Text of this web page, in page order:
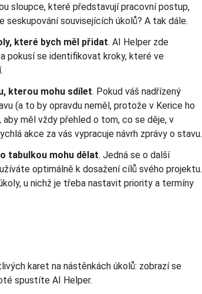
sloupce, které představují pracovní postup,
souvisejících úkolů? A tak dále.
které bych měl přidat. AI Helper zde
pokusí se identifikovat kroky, které ve
kterou mohu sdílet. Pokud váš nadřízený
(a to by opravdu neměl, protože v Kerice ho
, aby měl vždy přehled o tom, co se děje, v
akce za vás vypracuje návrh zprávy o stavu.
tabulkou mohu dělat. Jedná se o další
optimálně k dosažení cílů svého projektu.
u nichž je třeba nastavit priority a termíny
karet na nástěnkách úkolů: zobrazí se
spustíte AI Helper.